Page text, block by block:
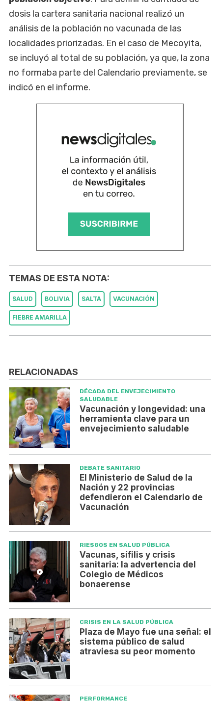
dosis la cartera sanitaria nacional realizó un
análisis de la población no vacunada de las
localidades priorizadas. En el caso de Mecoyita,
se incluyó al total de su población, ya que, la zona
no formaba parte del Calendario previamente, se
indicó en el informe.
TEMAS DE ESTA NOTA:
SALUD BOLIVIA SALTA VACUNACIÓN
FIEBRE AMARILLA
RELACIONADAS
DÉCADA DEL ENVEJECIMIENTO
SALUDABLE
Vacunación y longevidad: una
herramienta clave para un
envejecimiento saludable
DEBATE SANITARIO
El Ministerio de Salud de la
Nación y 22 provincias
defendieron el Calendario de
Vacunación
RIESGOS EN SALUD PÚBLICA
Vacunas, sífilis y crisis
sanitaria: la advertencia del
Colegio de Médicos
bonaerense
CRISIS EN LA SALUD PÚBLICA
Plaza de Mayo fue una señal: el
sistema público de salud
atraviesa su peor momento
PERFORMANCE